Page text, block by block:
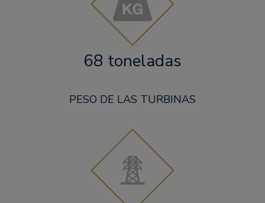
68 toneladas
PESO DE LAS TURBINAS